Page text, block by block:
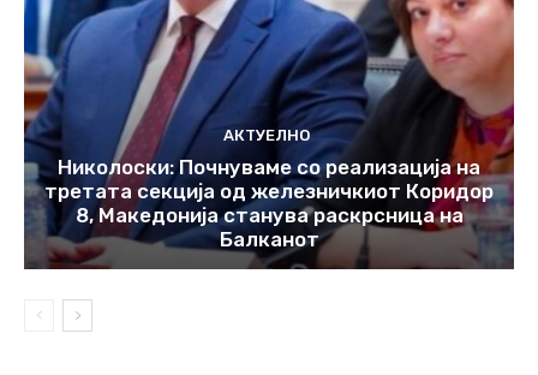
АКТУЕЛНО
Николоски: Почнуваме со реализација на
третата секција од железничкиот Коридор
8, Македонија станува раскрсница на
Балканот